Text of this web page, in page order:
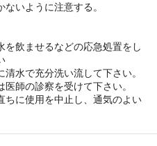
いように注意する。
飲ませるなどの応急処置をし
水で充分洗い流して下さい。
師の診察を受けて下さい。
ちに使用を中止し、通気のよい